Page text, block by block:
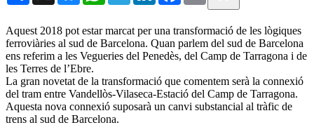
Aquest 2018 pot estar marcat per una transformació de les lògiques
ferroviàries al sud de Barcelona. Quan parlem del sud de Barcelona
ens referim a les Vegueries del Penedès, del Camp de Tarragona i de
les Terres de l’Ebre.
La gran novetat de la transformació que comentem serà la connexió
del tram entre Vandellòs-Vilaseca-Estació del Camp de Tarragona.
Aquesta nova connexió suposarà un canvi substancial al tràfic de
trens al sud de Barcelona.